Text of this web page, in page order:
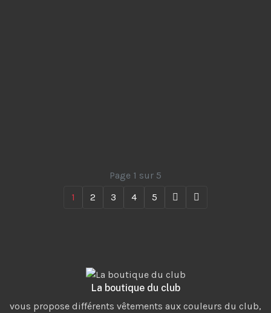
1 2 3 4 5
Page 1 sur 5
La boutique du club
vous propose différents vêtements aux couleurs du club,